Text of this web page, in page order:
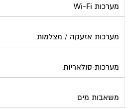
מערכות אזעקה / מצלמות
מערכות סולאריות
משאבות מים
נוזל הסקה